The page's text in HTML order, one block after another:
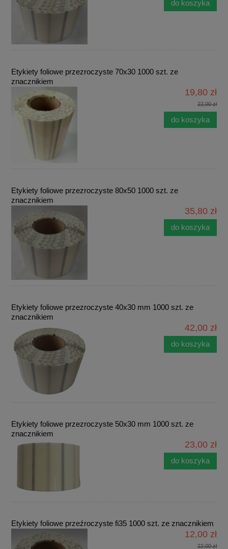
do koszyka
Etykiety foliowe przezroczyste 70x30 1000 szt. ze
znacznikiem
19,80 zł
22,00 zł
do koszyka
Etykiety foliowe przezroczyste 80x50 1000 szt. ze
znacznikiem
35,80 zł
do koszyka
Etykiety foliowe przezroczyste 40x30 mm 1000 szt. ze
znacznikiem
42,00 zł
do koszyka
Etykiety foliowe przezroczyste 50x30 mm 1000 szt. ze
znacznikiem
23,00 zł
do koszyka
Etykiety foliowe przeźroczyste fi35 1000 szt. ze znacznikiem
12,00 zł
22,00 zł